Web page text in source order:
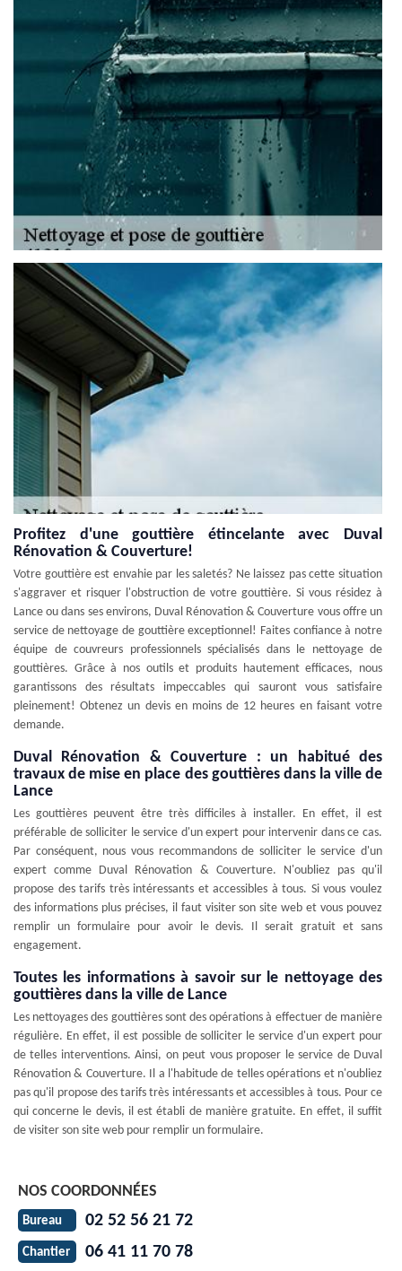
Profitez d'une gouttière étincelante avec Duval
Rénovation & Couverture!
Votre gouttière est envahie par les saletés? Ne laissez pas cette situation
s'aggraver et risquer l'obstruction de votre gouttière. Si vous résidez à
Lance ou dans ses environs, Duval Rénovation & Couverture vous offre un
service de nettoyage de gouttière exceptionnel! Faites confiance à notre
équipe de couvreurs professionnels spécialisés dans le nettoyage de
gouttières. Grâce à nos outils et produits hautement efficaces, nous
garantissons des résultats impeccables qui sauront vous satisfaire
pleinement! Obtenez un devis en moins de 12 heures en faisant votre
demande.
Duval Rénovation & Couverture : un habitué des
travaux de mise en place des gouttières dans la ville de
Lance
Les gouttières peuvent être très difficiles à installer. En effet, il est
préférable de solliciter le service d'un expert pour intervenir dans ce cas.
Par conséquent, nous vous recommandons de solliciter le service d'un
expert comme Duval Rénovation & Couverture. N'oubliez pas qu'il
propose des tarifs très intéressants et accessibles à tous. Si vous voulez
des informations plus précises, il faut visiter son site web et vous pouvez
remplir un formulaire pour avoir le devis. Il serait gratuit et sans
engagement.
Toutes les informations à savoir sur le nettoyage des
gouttières dans la ville de Lance
Les nettoyages des gouttières sont des opérations à effectuer de manière
régulière. En effet, il est possible de solliciter le service d'un expert pour
de telles interventions. Ainsi, on peut vous proposer le service de Duval
Rénovation & Couverture. Il a l'habitude de telles opérations et n'oubliez
pas qu'il propose des tarifs très intéressants et accessibles à tous. Pour ce
qui concerne le devis, il est établi de manière gratuite. En effet, il suffit
de visiter son site web pour remplir un formulaire.
NOS COORDONNÉES
Bureau 02 52 56 21 72
Chantier 06 41 11 70 78